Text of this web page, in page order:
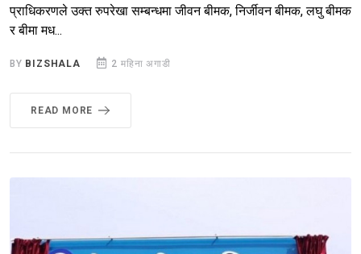
प्राधिकरणले उक्त रुपरेखा सम्बन्धमा जीवन बीमक, निर्जीवन बीमक, लघु बीमक
र बीमा मध...
BY BIZSHALA 2 महिना अगाडी
READ MORE